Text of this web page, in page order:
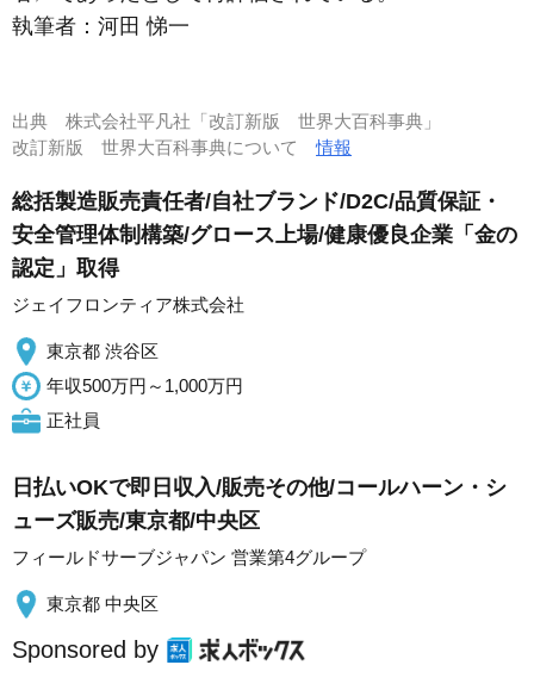
執筆者： 河田 悌一
出典 株式会社平凡社「改訂新版 世界大百科事典」
改訂新版 世界大百科事典について情報
総括製造販売責任者/自社ブランド/D2C/品質保証・
安全管理体制構築/グロース上場/健康優良企業「金の
認定」取得
ジェイフロンティア株式会社
東京都 渋谷区
年収500万円～1,000万円
正社員
日払いOKで即日収入/販売その他/コールハーン・シ
ューズ販売/東京都/中央区
フィールドサーブジャパン 営業第4グループ
東京都 中央区
Sponsored by